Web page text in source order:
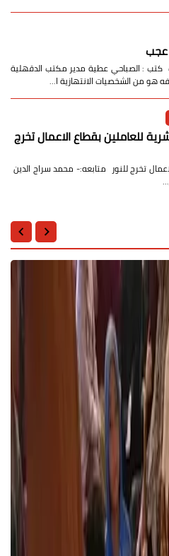
: الصباحي عطية مدير مكتب الدقهلية
من الشخصيات الانتهازية ا…
للعاملين بقطاع الاعمال تخرج
تخرج للنور متابعه:- محمد سراج الدين